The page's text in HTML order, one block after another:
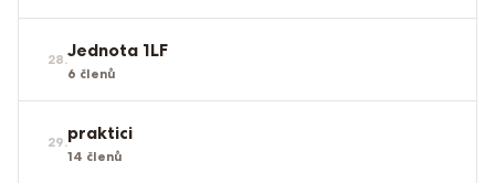
28.Jednota 1LF
6 členů
29.praktici
14 členů